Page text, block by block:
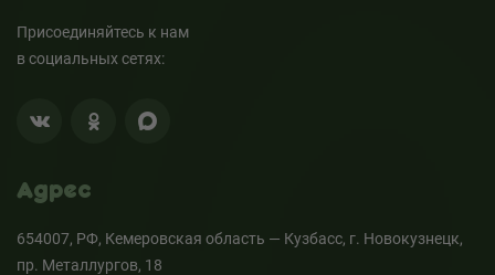
Присоединяйтесь к нам
в социальных сетях:
Адрес
654007, РФ, Кемеровская область — Кузбасс, г. Новокузнецк,
пр. Металлургов, 18